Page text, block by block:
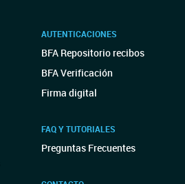
AUTENTICACIONES
BFA Repositorio recibos
BFA Verificación
Firma digital
FAQ Y TUTORIALES
Preguntas Frecuentes